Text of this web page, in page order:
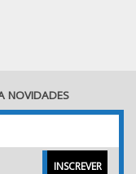
NOVIDADES
INSCREVER